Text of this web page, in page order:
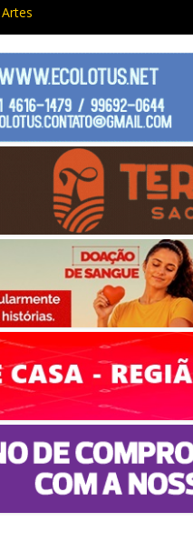
Cotia e Vargem Grande
no Jardim Rosemeire
serão interditadas
em Itapevi